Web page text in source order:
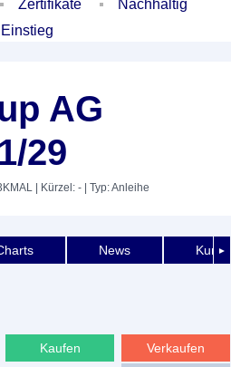
Zertifikate
Nachhaltig
Einstieg
AG
29
| Kürzel: - | Typ: Anleihe
►
News
Verkaufen
Kaufen